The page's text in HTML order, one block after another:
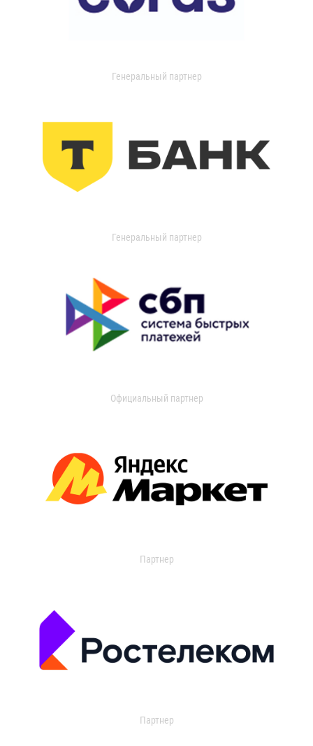
Генеральный партнер
Генеральный партнер
Официальный партнер
Партнер
Партнер